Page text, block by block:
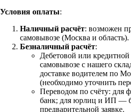
Условия оплаты:
Наличный расчёт: возможен
самовывозе (Москва и область).
Безналичный расчёт:
Дебетовой или кредитной
самовывозе с нашего
доставке водителем по
(необходимо уточнить
Переводом по счёту: для
банк; для юрлиц и ИП —
предварительной заявке.